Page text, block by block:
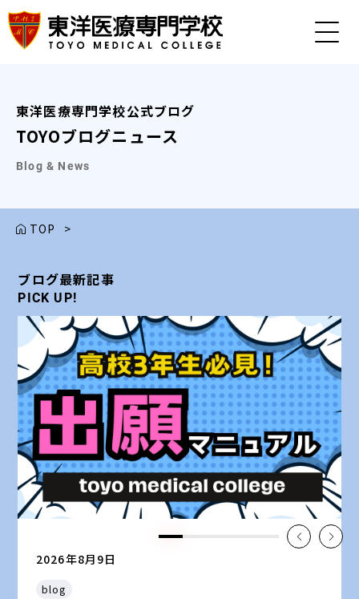
東洋医療専門学校公式ブログ
TOYOブログニュース
Blog & News
TOP >
ブログ最新記事
PICK UP!
2026年8月9日
blog
ブログ最新記事
PICK UP!
ブログ最新記事
PICK UP!
ブログ最新記事
PICK UP!
ブログ最新記事
PICK UP!